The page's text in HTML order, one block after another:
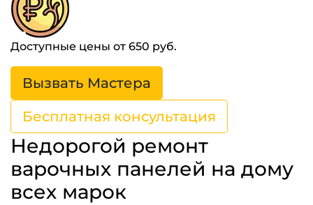
Доступные цены от 650 руб.
Вызвать Мастера
Бесплатная консультация
Недорогой ремонт
варочных панелей на дому
всех марок